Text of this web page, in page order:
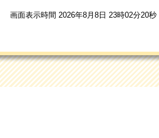
画面表示時間 2026年8月8日 23時02分20秒